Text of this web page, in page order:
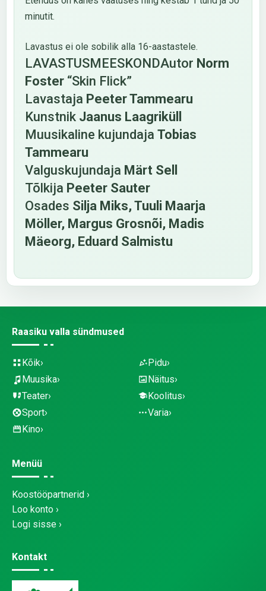
minutit.
Lavastus ei ole sobilik alla 16-aastastele.
LAVASTUSMEESKONDAutor Norm
Foster “Skin Flick”
Lavastaja Peeter Tammearu
Kunstnik Jaanus Laagriküll
Muusikaline kujundaja Tobias
Tammearu
Valguskujundaja Märt Sell
Tõlkija Peeter Sauter
Osades Silja Miks, Tuuli Maarja
Möller, Margus Grosnõi, Madis
Mäeorg, Eduard Salmistu
Raasiku valla sündmused
Kõik
Muusika
Teater
Sport
Kino
Pidu
Näitus
Koolitus
Varia
Menüü
Koostööpartnerid
Loo konto
Logi sisse
Kontakt